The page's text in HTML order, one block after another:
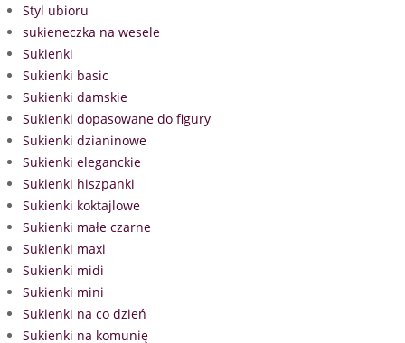
Styl ubioru
sukieneczka na wesele
Sukienki
Sukienki basic
Sukienki damskie
Sukienki dopasowane do figury
Sukienki dzianinowe
Sukienki eleganckie
Sukienki hiszpanki
Sukienki koktajlowe
Sukienki małe czarne
Sukienki maxi
Sukienki midi
Sukienki mini
Sukienki na co dzień
Sukienki na komunię